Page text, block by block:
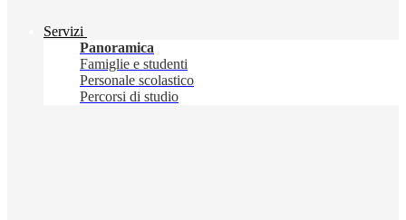
Servizi
Panoramica
Famiglie e studenti
Personale scolastico
Percorsi di studio